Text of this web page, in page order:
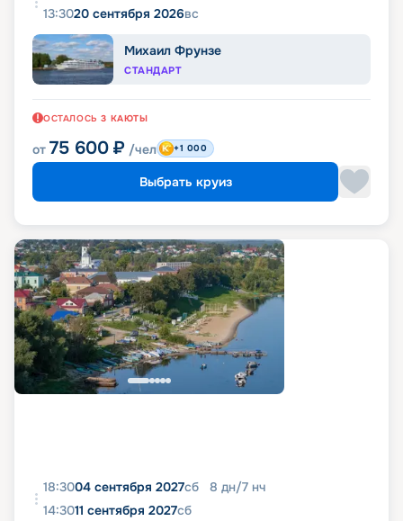
13:3020 сентября 2026вс
Михаил Фрунзе
СТАНДАРТ
ОСТАЛОСЬ 3 КАЮТЫ
от 75 600 ₽ /чел +1 000
Выбрать круиз
18:3004 сентября 2027сб 8 дн/7 нч
14:3011 сентября 2027сб